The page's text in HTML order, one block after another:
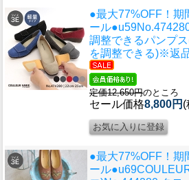
●最大77%OFF！期
ール●u59
調整できるパンプ
を調整できる)※返
定価12,650円のところ
セール価格8,800円 (
●最大77%OFF！期
ール●u69